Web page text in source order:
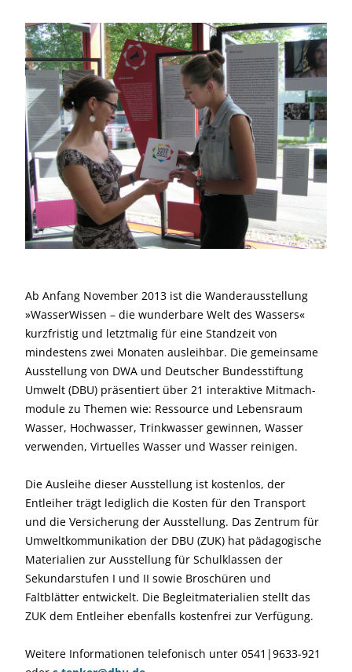
Ab Anfang November 2013 ist die Wanderausstellung
»WasserWissen – die wunderbare Welt des Wassers«
kurzfristig und letztmalig für eine Standzeit von
mindestens zwei Monaten ausleihbar. Die gemeinsame
Ausstellung von DWA und Deutscher Bundesstiftung
Umwelt (DBU) präsentiert über 21 interaktive Mitmach­
module zu Themen wie: Ressource und Lebensraum
Wasser, Hochwasser, Trinkwasser gewinnen, Wasser
verwenden, Virtuelles Wasser und Wasser reinigen.
Die Ausleihe dieser Ausstellung ist kostenlos, der
Entleiher trägt lediglich die Kosten für den Transport
und die Versicherung der Ausstellung. Das Zentrum für
Umweltkommunikation der DBU (ZUK) hat pädagogische
Materialien zur Ausstellung für Schulklassen der
Sekundarstufen I und II sowie Broschüren und
Faltblätter entwickelt. Die Begleitmaterialien stellt das
ZUK dem Entleiher ebenfalls kostenfrei zur Verfügung.
Weitere Informationen telefonisch unter 0541|9633-921